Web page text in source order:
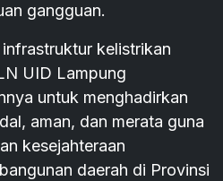
gangguan.
kelistrikan
UID Lampung
untuk menghadirkan
aman, dan merata guna
kesejahteraan
daerah di Provinsi